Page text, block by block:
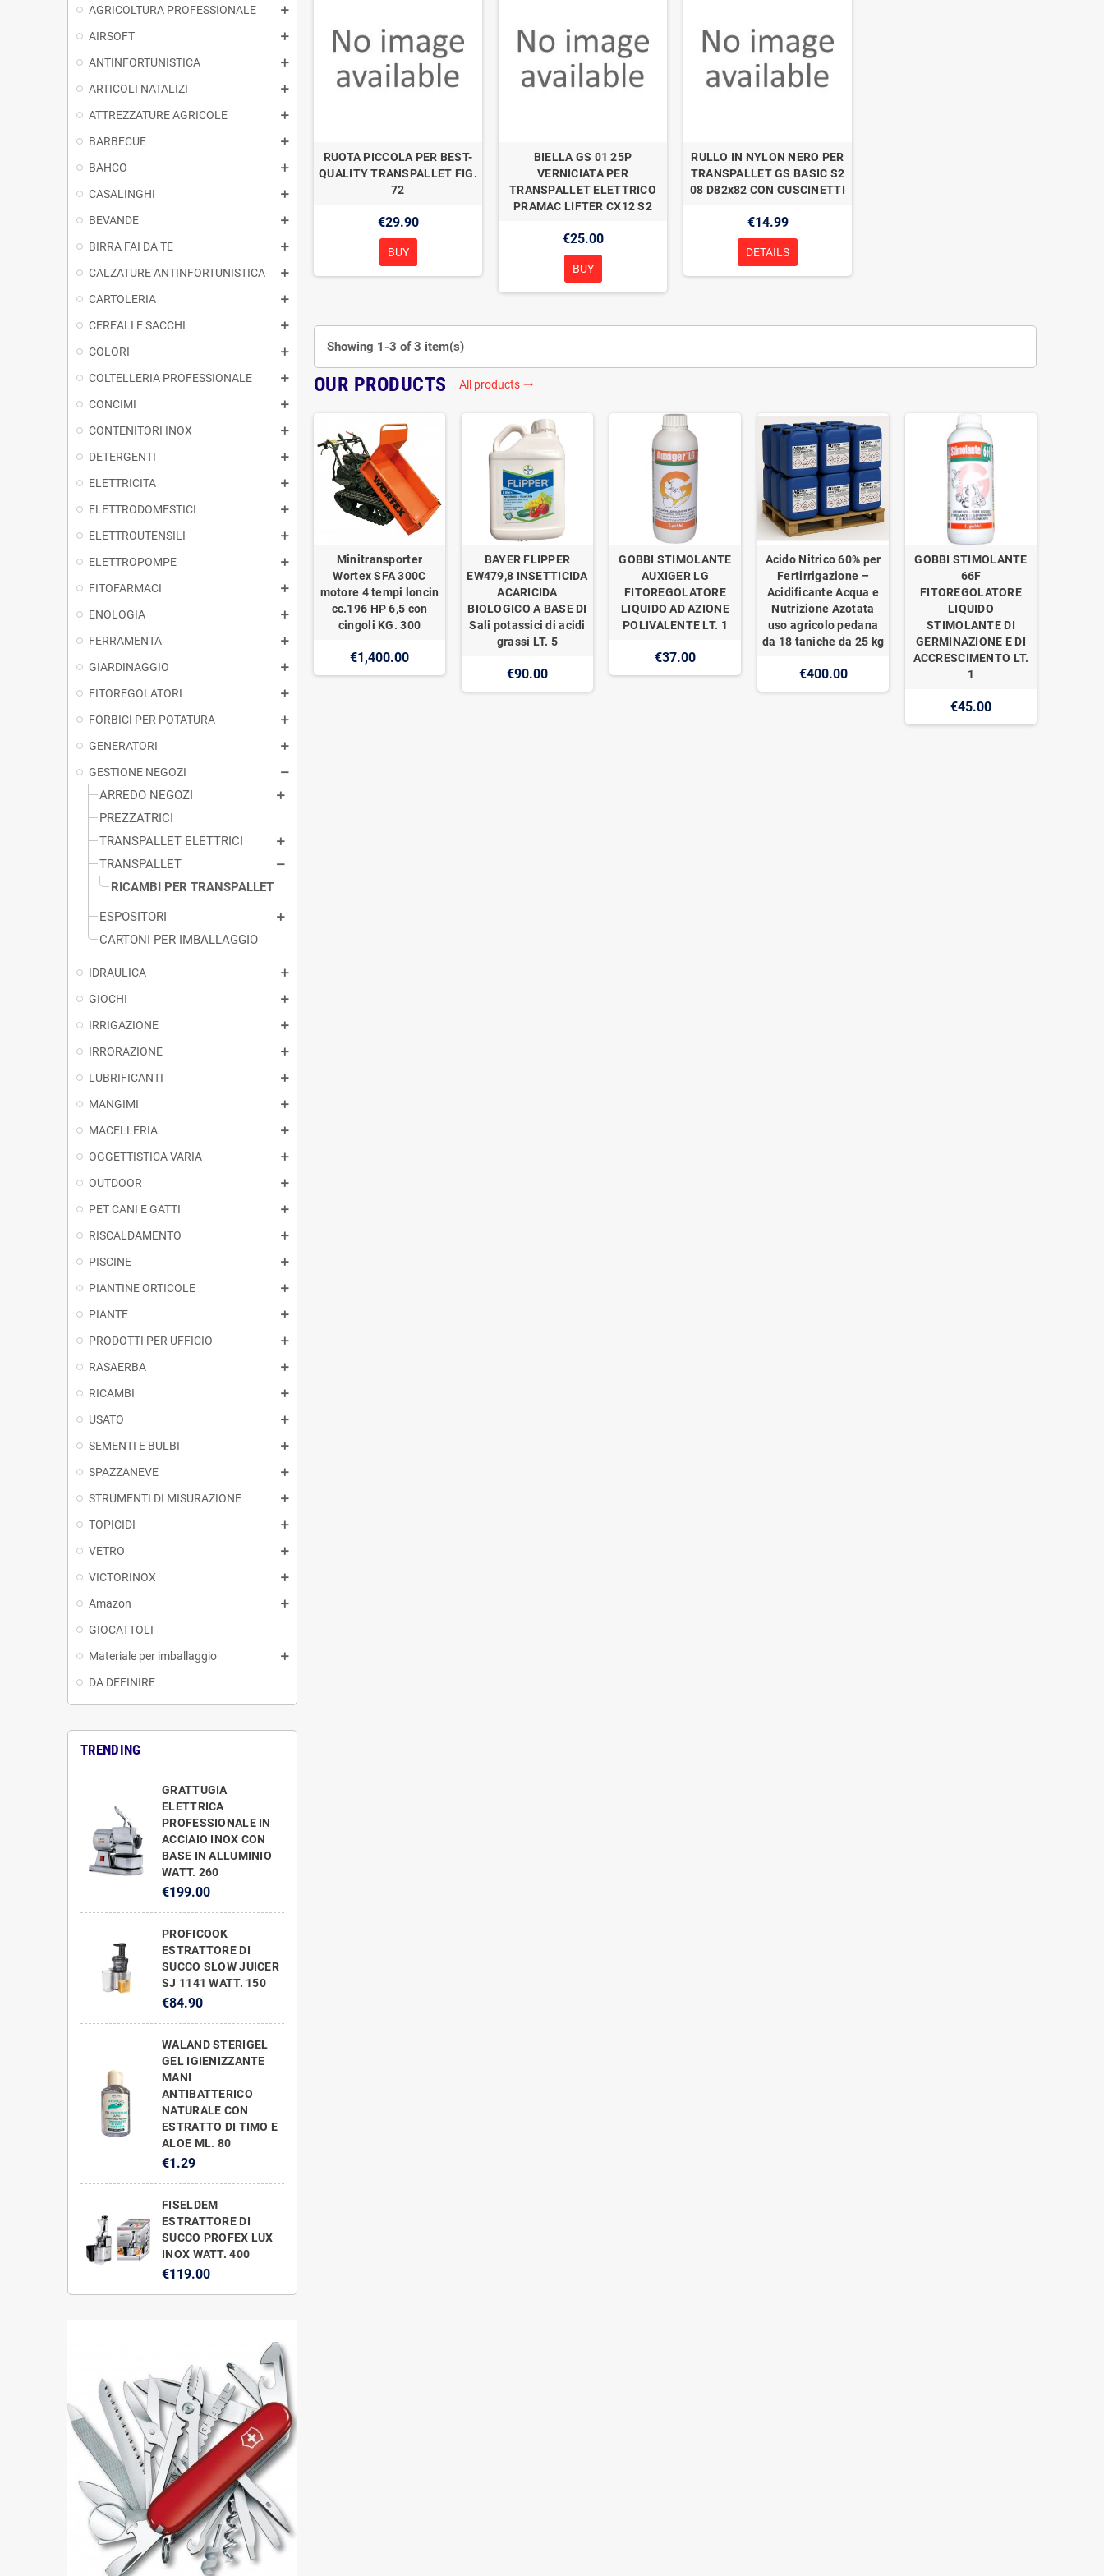
AGRICOLTURA PROFESSIONALE
AIRSOFT
ANTINFORTUNISTICA
ARTICOLI NATALIZI
ATTREZZATURE AGRICOLE
BARBECUE
BAHCO
CASALINGHI
BEVANDE
BIRRA FAI DA TE
CALZATURE ANTINFORTUNISTICA
CARTOLERIA
CEREALI E SACCHI
COLORI
COLTELLERIA PROFESSIONALE
CONCIMI
CONTENITORI INOX
DETERGENTI
ELETTRICITA
ELETTRODOMESTICI
ELETTROUTENSILI
ELETTROPOMPE
FITOFARMACI
ENOLOGIA
FERRAMENTA
GIARDINAGGIO
FITOREGOLATORI
FORBICI PER POTATURA
GENERATORI
GESTIONE NEGOZI
ARREDO NEGOZI
PREZZATRICI
TRANSPALLET ELETTRICI
TRANSPALLET
RICAMBI PER TRANSPALLET
ESPOSITORI
CARTONI PER IMBALLAGGIO
IDRAULICA
GIOCHI
IRRIGAZIONE
IRRORAZIONE
LUBRIFICANTI
MANGIMI
MACELLERIA
OGGETTISTICA VARIA
OUTDOOR
PET CANI E GATTI
RISCALDAMENTO
PISCINE
PIANTINE ORTICOLE
PIANTE
PRODOTTI PER UFFICIO
RASAERBA
RICAMBI
USATO
SEMENTI E BULBI
SPAZZANEVE
STRUMENTI DI MISURAZIONE
TOPICIDI
VETRO
VICTORINOX
Amazon
GIOCATTOLI
Materiale per imballaggio
DA DEFINIRE
TRENDING
GRATTUGIA
ELETTRICA
PROFESSIONALE IN
ACCIAIO INOX CON
BASE IN ALLUMINIO
WATT. 260
€199.00
PROFICOOK
ESTRATTORE DI
SUCCO SLOW JUICER
SJ 1141 WATT. 150
€84.90
WALAND STERIGEL
GEL IGIENIZZANTE
MANI
ANTIBATTERICO
NATURALE CON
ESTRATTO DI TIMO E
ALOE ML. 80
€1.29
FISELDEM
ESTRATTORE DI
SUCCO PROFEX LUX
INOX WATT. 400
€119.00
RUOTA PICCOLA PER BEST-
QUALITY TRANSPALLET FIG.
72
€29.90
BUY
BIELLA GS 01 25P
VERNICIATA PER
TRANSPALLET ELETTRICO
PRAMAC LIFTER CX12 S2
€25.00
BUY
RULLO IN NYLON NERO PER
TRANSPALLET GS BASIC S2
08 D82x82 CON CUSCINETTI
€14.99
DETAILS
Showing 1-3 of 3 item(s)
OUR PRODUCTS All products trending_flat
Minitransporter
Wortex SFA 300C
motore 4 tempi loncin
cc.196 HP 6,5 con
cingoli KG. 300
€1,400.00
BAYER FLIPPER
EW479,8 INSETTICIDA
ACARICIDA
BIOLOGICO A BASE DI
Sali potassici di acidi
grassi LT. 5
€90.00
GOBBI STIMOLANTE
AUXIGER LG
FITOREGOLATORE
LIQUIDO AD AZIONE
POLIVALENTE LT. 1
€37.00
Acido Nitrico 60% per
Fertirrigazione –
Acidificante Acqua e
Nutrizione Azotata
uso agricolo pedana
da 18 taniche da 25 kg
€400.00
GOBBI STIMOLANTE
66F
FITOREGOLATORE
LIQUIDO
STIMOLANTE DI
GERMINAZIONE E DI
ACCRESCIMENTO LT.
1
€45.00